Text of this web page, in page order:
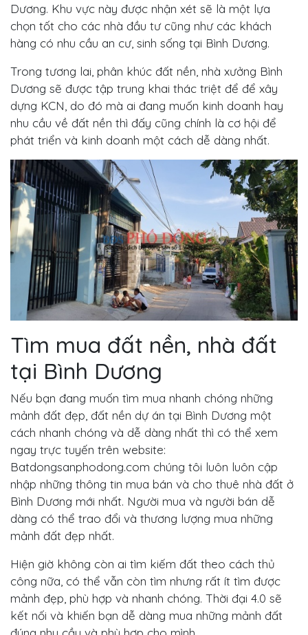
Dương. Khu vực này được nhận xét sẽ là một lựa
chọn tốt cho các nhà đầu tư cũng như các khách
hàng có nhu cầu an cư, sinh sống tại Bình Dương.
Trong tương lai, phân khúc đất nền, nhà xưởng Bình
Dương sẽ được tập trung khai thác triệt để để xây
dựng KCN, do đó mà ai đang muốn kinh doanh hay
nhu cầu về đất nền thì đấy cũng chính là cơ hội để
phát triển và kinh doanh một cách dễ dàng nhất.
Tìm mua đất nền, nhà đất
tại Bình Dương
Nếu bạn đang muốn tìm mua nhanh chóng những
mảnh đất đẹp, đất nền dự án tại Bình Dương một
cách nhanh chóng và dễ dàng nhất thì có thể xem
ngay trực tuyến trên website:
Batdongsanphodong.com chúng tôi luôn luôn cập
nhập những thông tin mua bán và cho thuê nhà đất ở
Bình Dương mới nhất. Người mua và người bán dễ
dàng có thể trao đổi và thương lượng mua những
mảnh đất đẹp nhất.
Hiện giờ không còn ai tìm kiếm đất theo cách thủ
công nữa, có thể vẫn còn tìm nhưng rất ít tìm được
mảnh đẹp, phù hợp và nhanh chóng. Thời đại 4.0 sẽ
kết nối và khiến bạn dễ dàng mua những mảnh đất